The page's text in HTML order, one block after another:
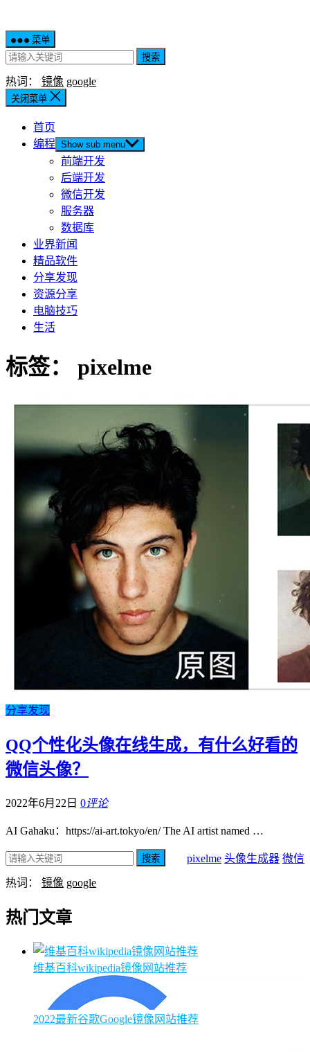
菜单
搜索
热词： 镜像 google
关闭菜单
首页
编程 Show sub menu
前端开发
后端开发
微信开发
服务器
数据库
业界新闻
精品软件
分享发现
资源分享
电脑技巧
生活
标签： pixelme
分享发现
QQ个性化头像在线生成，有什么好看的
微信头像？
2022年6月22日 0评论
AI Gahaku：https://ai-art.tokyo/en/ The AI artist named …
pixelme 头像生成器 微信
搜索
热词： 镜像 google
热门文章
维基百科wikipedia镜像网站推荐
2022最新谷歌Google镜像网站推荐